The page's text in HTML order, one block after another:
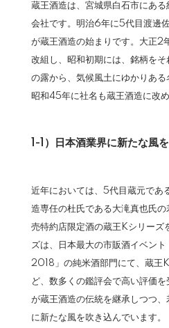
蔵王酒造は、宮城県白石市にあ
会社です。明治6年に5代目渡邊
が蔵王酒造の始まりです。大正2
改組し、昭和初期には、銘柄を
の露から、気候風土にゆかりある
昭和45年に社名も蔵王酒造に改
1-1）日本酒業界に新たな風
近年においては、5代目蔵元であ
造専任の杜氏である大滝真也氏
売特約店限定酒の蔵王Kシリーズ
ズは、日本最大の市販酒イベン
2018」の純米酒部門にて、蔵王
ど、数多くの鑑評会で高い評価
が蔵王酒造の伝統を継承しつつ
に新たな風を吹き込んでいます。